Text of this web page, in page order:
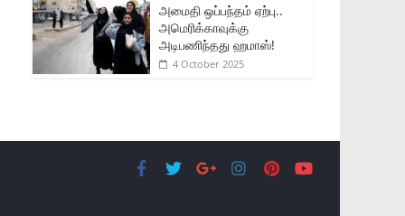
அமைதி ஒப்பந்தம் ஏற்பு..
அமெரிக்காவுக்கு
அடிபணிந்தது ஹமாஸ்!
4 October 2025